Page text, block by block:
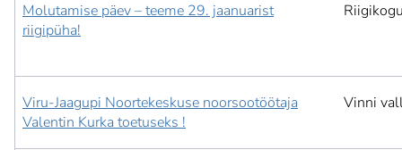
Molutamise päev – teeme 29. jaanuarist
riigipüha!
Viru-Jaagupi Noortekeskuse noorsootöötaja
Valentin Kurka toetuseks !
Vinni